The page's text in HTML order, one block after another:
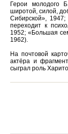
Герои молодого
широтой, силой,
Сибирской», 1947;
переходит к
1952; «Большая
1962).
На почтовой
актёра и
сыграл роль